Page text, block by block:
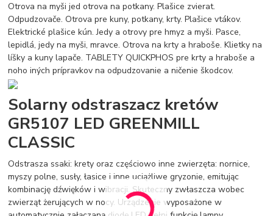
Otrova na myši jed otrova na potkany. Plašice zvierat.
Odpudzovače. Otrova pre kuny, potkany, krty. Plašice vtákov.
Elektrické plašice kún. Jedy a otrovy pre hmyz a myši. Pasce,
lepidlá, jedy na myši, mravce. Otrova na krty a hraboše. Klietky na
líšky a kuny lapače. TABLETY QUICKPHOS pre krty a hraboše a
noho iných prípravkov na odpudzovanie a ničenie škodcov.
Solarny odstraszacz kretów
GR5107 LED GREENMILL
CLASSIC
Odstrasza ssaki: krety oraz częściowo inne zwierzęta: nornice,
myszy polne, susły, łasice i inne uciążliwe gryzonie, emitując
kombinację dźwięków i wibracji. Skuteczny zwłaszcza wobec
zwierząt żerujących w nocy. Urządzenie wyposażone w